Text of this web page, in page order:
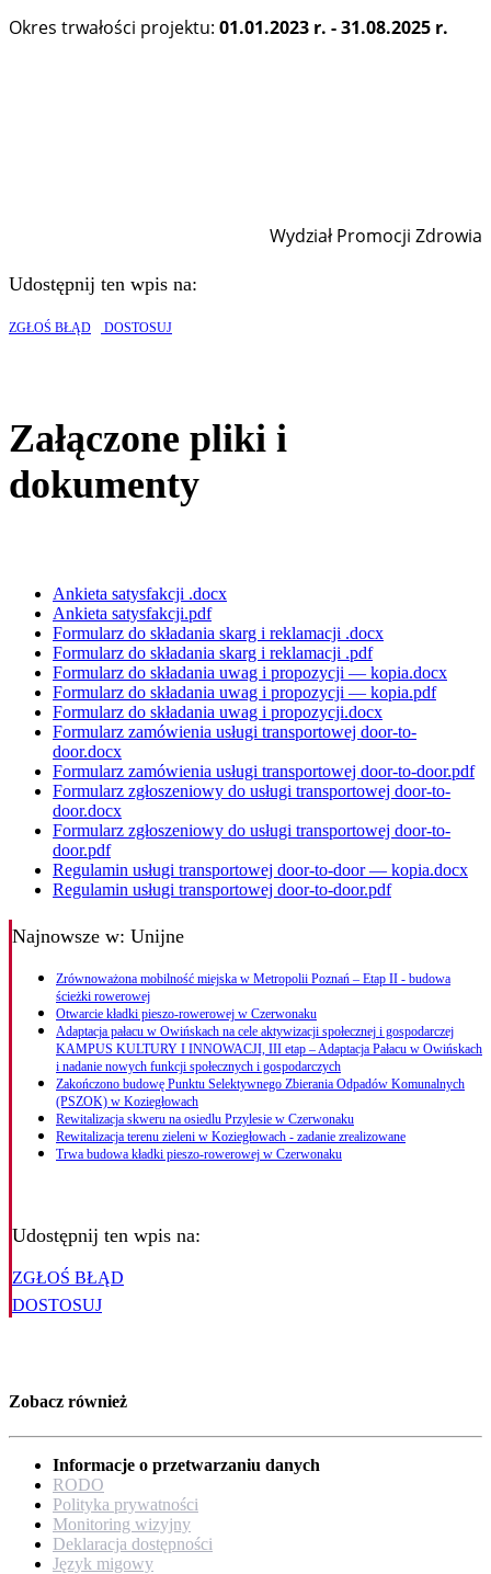
Okres trwałości projektu: 01.01.2023 r. - 31.08.2025 r.
Wydział Promocji Zdrowia
Udostępnij ten wpis na:
ZGŁOŚ BŁĄD DOSTOSUJ
Załączone pliki i
dokumenty
Ankieta satysfakcji .docx
Ankieta satysfakcji.pdf
Formularz do składania skarg i reklamacji .docx
Formularz do składania skarg i reklamacji .pdf
Formularz do składania uwag i propozycji — kopia.docx
Formularz do składania uwag i propozycji — kopia.pdf
Formularz do składania uwag i propozycji.docx
Formularz zamówienia usługi transportowej door-to-
door.docx
Formularz zamówienia usługi transportowej door-to-door.pdf
Formularz zgłoszeniowy do usługi transportowej door-to-
door.docx
Formularz zgłoszeniowy do usługi transportowej door-to-
door.pdf
Regulamin usługi transportowej door-to-door — kopia.docx
Regulamin usługi transportowej door-to-door.pdf
Najnowsze w: Unijne
Zrównoważona mobilność miejska w Metropolii Poznań – Etap II - budowa
ścieżki rowerowej
Otwarcie kładki pieszo-rowerowej w Czerwonaku
Adaptacja pałacu w Owińskach na cele aktywizacji społecznej i gospodarczej
KAMPUS KULTURY I INNOWACJI, III etap – Adaptacja Pałacu w Owińskach
i nadanie nowych funkcji społecznych i gospodarczych
Zakończono budowę Punktu Selektywnego Zbierania Odpadów Komunalnych
(PSZOK) w Koziegłowach
Rewitalizacja skweru na osiedlu Przylesie w Czerwonaku
Rewitalizacja terenu zieleni w Koziegłowach - zadanie zrealizowane
Trwa budowa kładki pieszo-rowerowej w Czerwonaku
Udostępnij ten wpis na:
ZGŁOŚ BŁĄD
DOSTOSUJ
Zobacz również
Informacje o przetwarzaniu danych
RODO
Polityka prywatności
Monitoring wizyjny
Deklaracja dostępności
Język migowy